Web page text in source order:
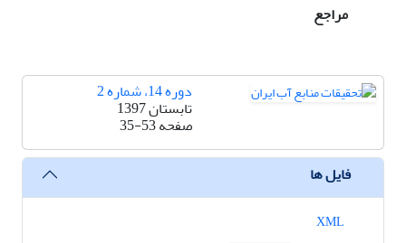
مراجع
دوره 14، شماره 2
تابستان 1397
صفحه35-53
فایل ها